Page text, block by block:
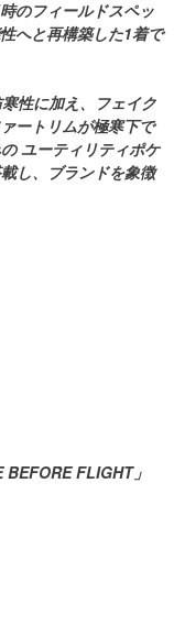
のフィールドスペッ
へと再構築した1着で
性に加え、フェイク
ートリムが極寒下で
ユーティリティポケ
し、ブランドを象徴
FLIGHT」